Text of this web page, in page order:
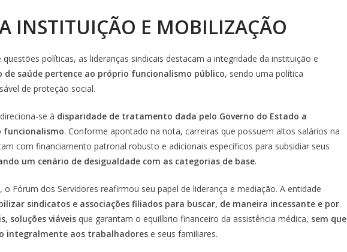
INSTITUIÇÃO E MOBILIZAÇÃO
políticas, as lideranças sindicais destacam a integridade da instituição e
de saúde pertence ao próprio funcionalismo público, sendo uma política
de proteção social.
se à disparidade de tratamento dada pelo Governo do Estado a
funcionalismo. Conforme apontado na nota, carreiras que possuem altos salários na
com financiamento patronal robusto e adicionais específicos para subsidiar seus
um cenário de desigualdade com as categorias de base.
Fórum dos Servidores reafirmou seu papel de liderança e mediação. A entidade
sindicatos e associações filiados para buscar, de maneira incessante e por
soluções viáveis que garantam o equilíbrio financeiro da assistência médica, sem que
integralmente aos trabalhadores e seus familiares.